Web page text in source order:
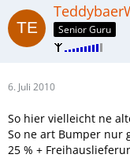
Senior Guru
6. Juli 2010
So hier vielleicht ne
So ne art Bumper nur
25 % +